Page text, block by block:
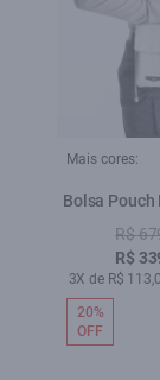
Mais cores:
Bolsa Pouch
Ellus
R$
R$
3X de R$
20%
OFF